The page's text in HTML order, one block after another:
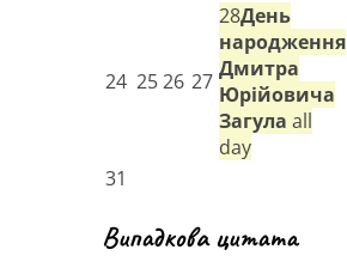
24 2526 27
28День
народження
Дмитра
Юрійовича
Загула all
day
31
Випадкова цитата